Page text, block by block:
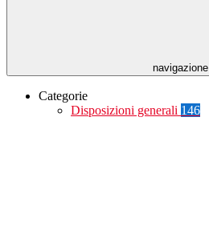
navigazione
Categorie
Disposizioni generali 146